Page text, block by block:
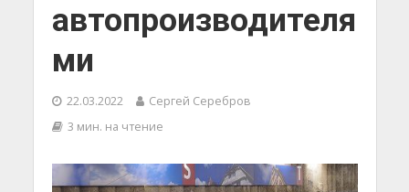
автопроизводителя
ми
22.03.2022
Сергей Серебров
3 мин. на чтение